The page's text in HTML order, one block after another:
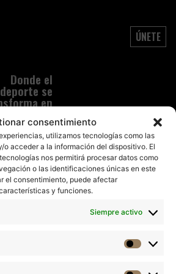
consentimiento
utilizamos tecnologías como las
o acceder a la información del dispositivo. El
nos permitirá procesar datos como
o las identificaciones únicas en este
el consentimiento, puede afectar
y funciones.
Siempre activo
ÚNETE
Donde el
deporte se
en
un estilo de
vida
DOS Acea de Ama
atencionalcliente.acea@dosdeporte.es
98 166 45 00
DOS La Pureza de María